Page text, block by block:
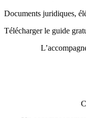
Documents juridiques,
Télécharger le guide